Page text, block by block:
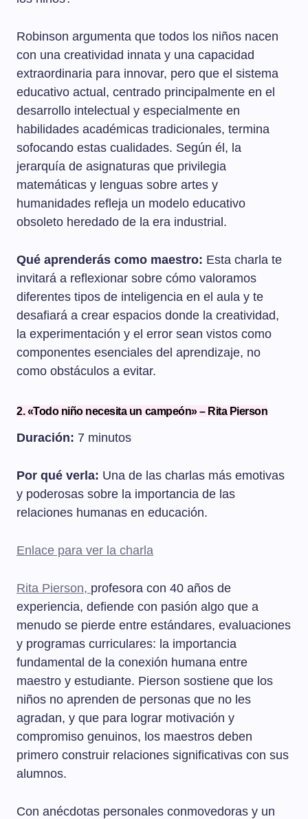
Robinson argumenta que todos los niños nacen
con una creatividad innata y una capacidad
extraordinaria para innovar, pero que el sistema
educativo actual, centrado principalmente en el
desarrollo intelectual y especialmente en
habilidades académicas tradicionales, termina
sofocando estas cualidades. Según él, la
jerarquía de asignaturas que privilegia
matemáticas y lenguas sobre artes y
humanidades refleja un modelo educativo
obsoleto heredado de la era industrial.
Qué aprenderás como maestro: Esta charla te
invitará a reflexionar sobre cómo valoramos
diferentes tipos de inteligencia en el aula y te
desafiará a crear espacios donde la creatividad,
la experimentación y el error sean vistos como
componentes esenciales del aprendizaje, no
como obstáculos a evitar.
2. «Todo niño necesita un campeón» – Rita Pierson
Duración: 7 minutos
Por qué verla: Una de las charlas más emotivas
y poderosas sobre la importancia de las
relaciones humanas en educación.
Enlace para ver la charla
Rita Pierson, profesora con 40 años de
experiencia, defiende con pasión algo que a
menudo se pierde entre estándares, evaluaciones
y programas curriculares: la importancia
fundamental de la conexión humana entre
maestro y estudiante. Pierson sostiene que los
niños no aprenden de personas que no les
agradan, y que para lograr motivación y
compromiso genuinos, los maestros deben
primero construir relaciones significativas con sus
alumnos.
Con anécdotas personales conmovedoras y un